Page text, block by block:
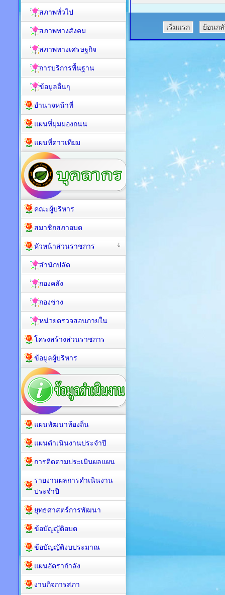
เริ่มแรก ย้อนก
สภาพทั่วไป
สภาพทางสังคม
สภาพทางเศรษฐกิจ
การบริการพื้นฐาน
ข้อมูลอื่นๆ
อำนาจหน้าที่
แผนที่มุมมองถนน
แผนที่ดาวเทียม
คณะผู้บริหาร
สมาชิกสภาอบต
หัวหน้าส่วนราชการ
สำนักปลัด
กองคลัง
กองช่าง
หน่วยตรวจสอบภายใน
โครงสร้างส่วนราชการ
ข้อมูลผู้บริหาร
แผนพัฒนาท้องถิ่น
แผนดำเนินงานประจำปี
การติดตามประเมินผลแผน
รายงานผลการดำเนินงาน
ประจำปี
ยุทธศาสตร์การพัฒนา
ข้อบัญญัติอบต
ข้อบัญญัติงบประมาณ
แผนอัตรากำลัง
งานกิจการสภา